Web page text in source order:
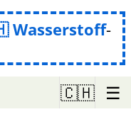
Wasserstoff-
🇨🇭 ☰